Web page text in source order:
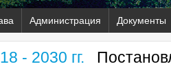
Администрация Документы
- 2030 гг.